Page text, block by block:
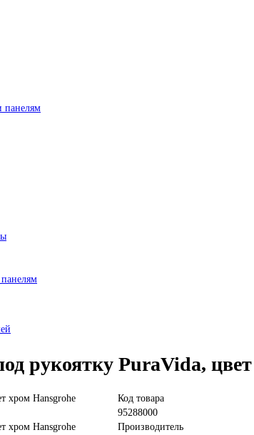
панелям
рукоятку PuraVida,
Код товара
95288000
Производитель